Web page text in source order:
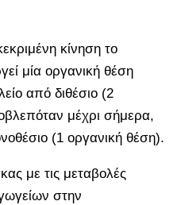
κίνηση το
μία οργανική θέση
από διθέσιο (2
μέχρι σήμερα,
(1 οργανική θέση).
με τις μεταβολές
στην